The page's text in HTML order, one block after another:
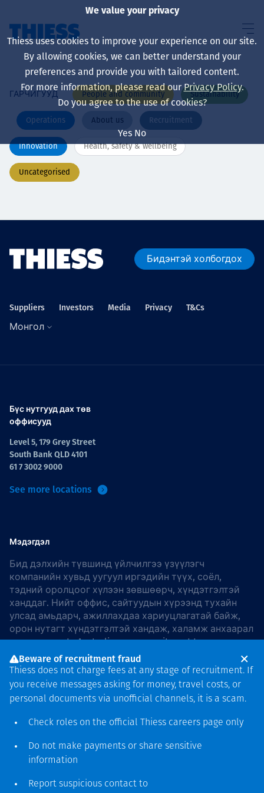
About us
Sustainability
Үйлчилгээ
Ажилтнууд ба
карьерын хөгжил
Contact
Мэдээ, мэдээлэл
ГАРЧИГУУД People and community Sustainability
Operations About us Recruitment
Innovation Health, safety & wellbeing
Uncategorised
Бидэнтэй холбогдох
Suppliers Investors Media Privacy T&Cs
Монгол
Бүс нутгууд дах төв
оффисууд
Level 5, 179 Grey Street
South Bank QLD 4101
61 7 3002 9000
See more locations
Мэдэгдэл
Бид дэлхийн түвшинд үйлчилгээ үзүүлэгч
компанийн хувьд уугуул иргэдийн түүх, соёл,
тэдний оролцоог хүлээн зөвшөөрч, хүндэтгэлтэй
ханддаг. Нийт оффис, сайтуудын хүрээнд тухайн
улсад амьдарч, ажиллахдаа хариуцлагатай байж,
орон нутагт хүндэтгэлтэй хандаж, халамж анхаарал
хандуулдаг. In Australia, our commitment to
reconciliation is guided by theThiess Group
Reconciliation Action Plan 2026–2028.
хамгаалагдсан © 2026 Thiess.
Bigfish компани дизайныг
Beware of recruitment fraud
Thiess does not charge fees at any stage of recruitment. If
you receive messages asking for money, travel costs, or
personal documents via unofficial channels, it is a scam.
Check roles on the official Thiess careers page only
Do not make payments or share sensitive
information
Report suspicious contact to
We value your privacy
Thiess uses cookies to improve your experience on our site.
By allowing cookies, we can better understand your
preferences and provide you with tailored content.
For more information, please read ourPrivacy Policy.
Do you agree to the use of cookies?
Yes No